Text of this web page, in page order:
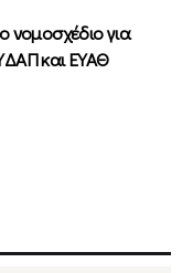
για
και ΕΥΑΘ